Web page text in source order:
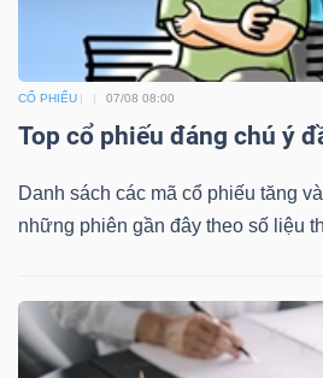
CỔ PHIẾU 07/08 08:00
Top cổ phiếu đáng chú ý
Danh sách các mã cổ phiếu tăng
những phiên gần đây theo số liệu